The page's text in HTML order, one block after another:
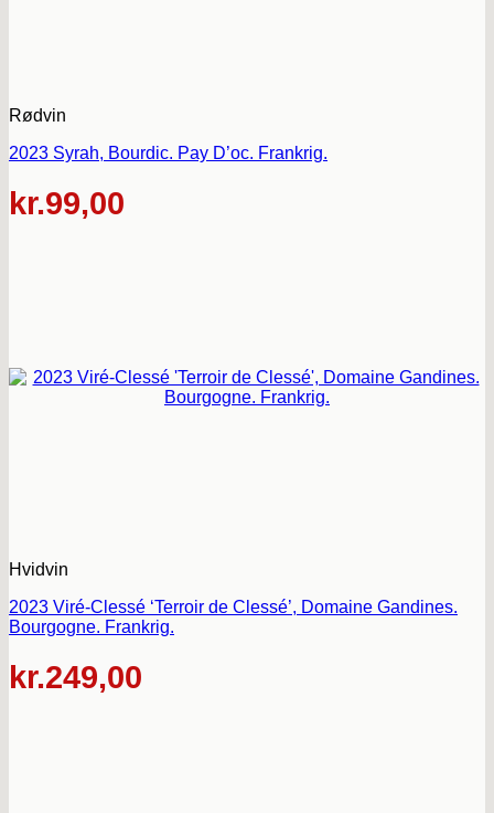
Rødvin
2023 Syrah, Bourdic. Pay D’oc. Frankrig.
kr.99,00
Hvidvin
2023 Viré-Clessé ‘Terroir de Clessé’, Domaine Gandines.
Bourgogne. Frankrig.
kr.249,00